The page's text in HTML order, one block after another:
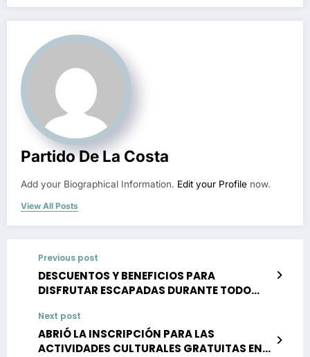
Partido De La Costa
Add your Biographical Information. Edit your Profile now.
View All Posts
Previous post
DESCUENTOS Y BENEFICIOS PARA
DISFRUTAR ESCAPADAS DURANTE TODO
Next post
ABRIÓ LA INSCRIPCIÓN PARA LAS
ACTIVIDADES CULTURALES GRATUITAS EN